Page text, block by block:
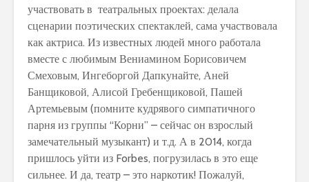
участвовать в театральных проектах: делала
сценарии поэтических спектаклей, сама участвовала
как актриса. Из известных людей много работала
вместе с любимым Вениамином Борисовичем
Смеховым, Ингеборгой Дапкунайте, Аней
Банщиковой, Алисой Гребенщиковой, Пашей
Артемьевым (помните кудрявого симпатичного
парня из группы “Корни” – сейчас он взрослый
замечательный музыкант) и т.д. А в 2014, когда
пришлось уйти из Forbes, погрузилась в это еще
сильнее. И да, театр – это наркотик! Пожалуй,